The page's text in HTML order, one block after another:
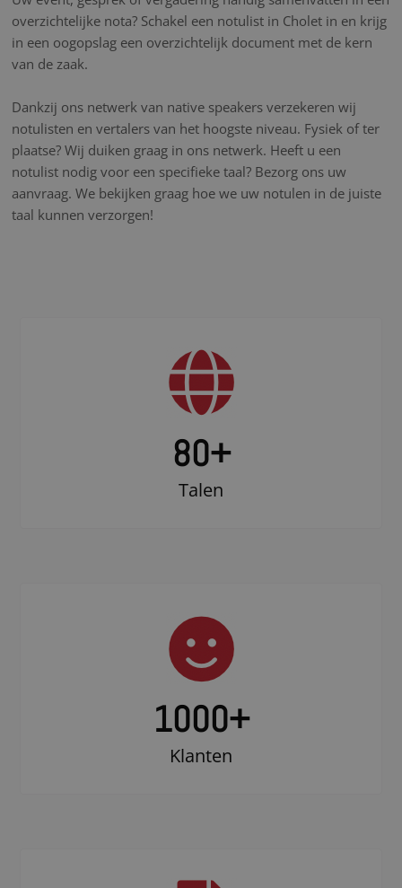
overzichtelijke nota? Schakel een notulist in Cholet in en krijg
in een oogopslag een overzichtelijk document met de kern
van de zaak.
Dankzij ons netwerk van native speakers verzekeren wij
notulisten en vertalers van het hoogste niveau. Fysiek of ter
plaatse? Wij duiken graag in ons netwerk. Heeft u een
notulist nodig voor een specifieke taal? Bezorg ons uw
aanvraag. We bekijken graag hoe we uw notulen in de juiste
taal kunnen verzorgen!
80+
Talen
1000+
Klanten